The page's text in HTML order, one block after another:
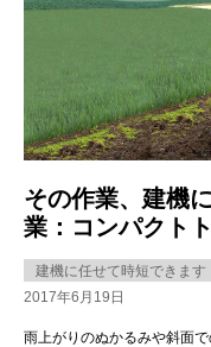
その作業、建機
業：コンパクト
建機に任せて時短できます
2017年6月19日
雨上がりのぬかるみや斜面